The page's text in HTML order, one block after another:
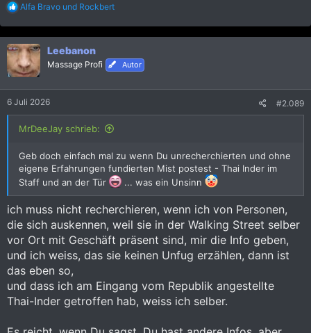
If you want, I can share more details on:
Thecourt sentencesfor the other suspects in the case.
How thesafety rules
Thailand.
R
a
k
t
i
o
n
:
Alfa Bravo und Rockbert
Leebanon
Massage Profi Autor
6 Juli 2026 #2.089
MrDeeJay schrieb:
Geb doch einfach mal zu wenn Du unrecherchierten und ohne
eigene Erfahrungen fundierten Mist postest - Thai Inder im
Staff und an der Tür
... was ein Unsinn
ich muss nicht recherchieren, wenn ich von Personen,
die sich auskennen, weil sie in der Walking Street selber
vor Ort mit Geschäft präsent sind, mir die Info geben,
und ich weiss, das sie keinen Unfug erzählen, dann ist
das eben so,
und dass ich am Eingang vom Republik angestellte
Thai-Inder getroffen hab, weiss ich selber.